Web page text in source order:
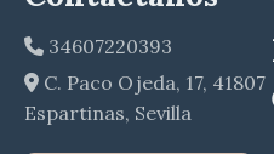
34607220393
C. Paco Ojeda, 17, 41807
Espartinas, Sevilla